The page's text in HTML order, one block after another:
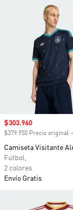
Precio de venta
$303.960
$379.950 Precio original
Camiseta Visitante
Fútbol,
2 colores
Envío Gratis